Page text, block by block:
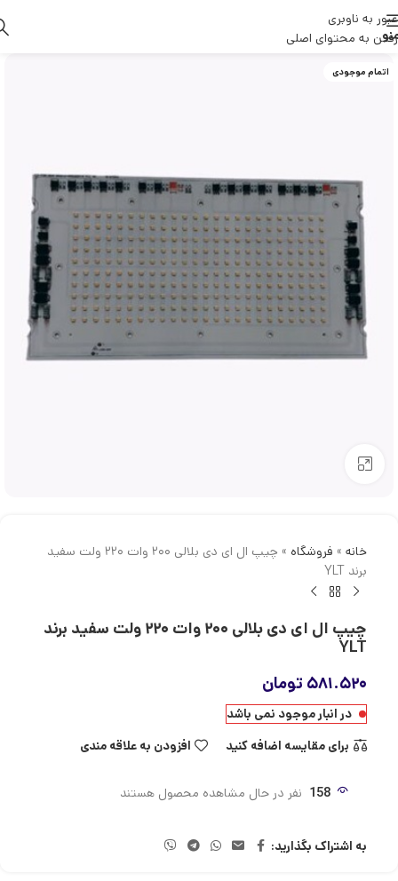
عبور به ناوبری
رفتن به محتوای اصلی
اتمام موجودی
خانه » فروشگاه »
چیپ ال ای دی بلالی ۲۰۰ وات ۲۲۰ ولت سفید
برند YLT
چیپ ال ای دی بلالی ۲۰۰ وات ۲۲۰ ولت سفید برند
YLT
۵۸۱.۵۲۰ تومان
در انبار موجود نمی باشد
برای مقایسه اضافه کنید
افزودن به علاقه مندی
158 نفر در حال مشاهده محصول هستند
به اشتراک بگذارید: